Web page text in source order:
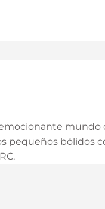
pequeños bólidos